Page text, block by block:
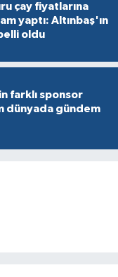
çay fiyatlarına
yaptı: Altınbaş'ın
oldu
farklı sponsor
dünyada gündem